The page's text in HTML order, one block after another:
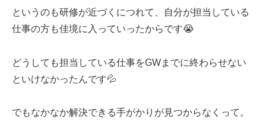
というのも研修が近づくにつれて、自分が担当している
仕事の方も佳境に入っていったからです😭
どうしても担当している仕事をGWまでに終わらせない
といけなかったんです💦
でもなかなか解決できる手がかりが見つからなくって。